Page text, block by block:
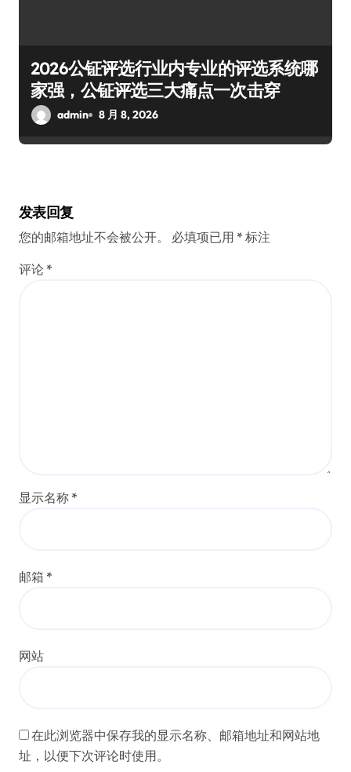
2026公钲评选行业内专业的评选系统哪
家强，公钲评选三大痛点一次击穿
admin 8 月 8, 2026
发表回复
您的邮箱地址不会被公开。 必填项已用 * 标注
评论 *
显示名称 *
邮箱 *
网站
在此浏览器中保存我的显示名称、邮箱地址和网站地
址，以便下次评论时使用。